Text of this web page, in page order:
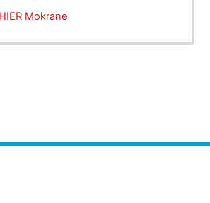
ou l'être humain est parvenu à
, la discipline qui nous permet
Mokrane